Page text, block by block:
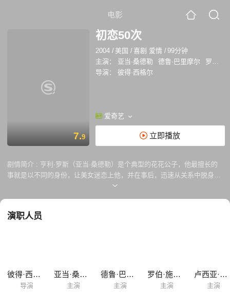
电影
7.9
初恋50次
2004 / 美国 /喜剧 爱情 /99分钟
主演：
亚当·桑德勒 德鲁·巴里摩尔
罗伯·施奈德
导演：
彼得·西格尔
爱奇艺
立即播放
剧情简介 : 亨利·罗斯（亚当·桑德勒）是个典型的花花公子，他最擅长的
事就是以不同的身份，让美女迷恋上他，并在事后，迅速从关系中脱身。
身为夏威夷海洋馆的兽医，亨利有着无尽的浪漫情怀来感染到此休闲的美
约明晨再次一起用餐。然而，第二天清晨，当亨利热情的与露西打招呼
演职人员
彼得·西格尔
导演
亚当·桑德勒
主演
德鲁·巴里摩尔
主演
罗伯·施奈德
主演
卢西亚·斯杜斯
主演